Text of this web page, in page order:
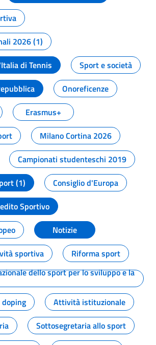
2026 (1)
di Tennis
Sport e società
Onoreficenze
Erasmus+
Milano Cortina 2026
Campionati studenteschi 2019
(1)
Consiglio d'Europa
Sportivo
Notizie
sportiva
Riforma sport
dello sport per lo sviluppo e la
doping
Attività istituzionale
Sottosegretaria allo sport